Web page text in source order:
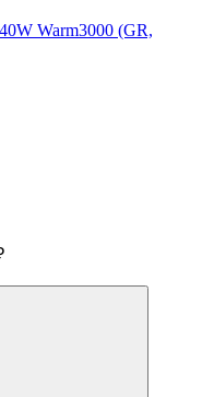
Warm3000 (GR,